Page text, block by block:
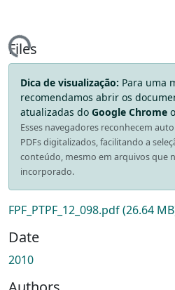
Files
Dica de visualização: Para uma
recomendamos abrir os
atualizadas do Google Chrome
Esses navegadores reconhecem
PDFs digitalizados, facilitando a
conteúdo, mesmo em arquivos que
incorporado.
FPF_PTPF_12_098.pdf(26.64
Date
2010